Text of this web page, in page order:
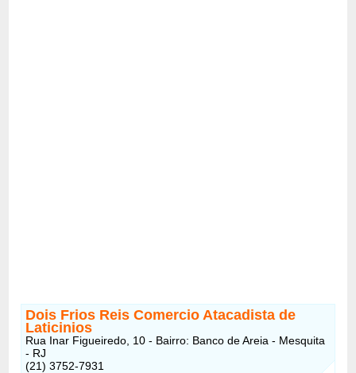
Dois Frios Reis Comercio Atacadista de
Laticinios
Rua Inar Figueiredo, 10 - Bairro: Banco de Areia - Mesquita
- RJ
(21) 3752-7931